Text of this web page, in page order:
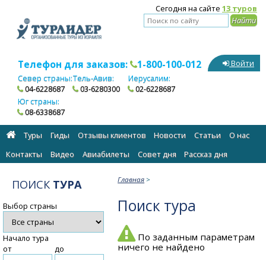
Сегодня на сайте 13 туров
Телефон для заказов: 1-800-100-012
Север страны:
04-6228687
Тель-Авив:
03-6280300
Иерусалим:
02-6228687
Юг страны:
08-6338687
Войти
Туры Гиды Отзывы клиентов Новости Статьи
О нас
Контакты
Видео Авиабилеты Cовет дня Рассказ дня
Главная >
Поиск тура
По заданным параметрам
ничего не найдено
ПОИСК ТУРА
Выбор страны
Начало тура
от
до